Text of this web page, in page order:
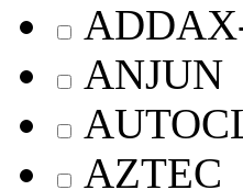
ANJUN
AZTEC